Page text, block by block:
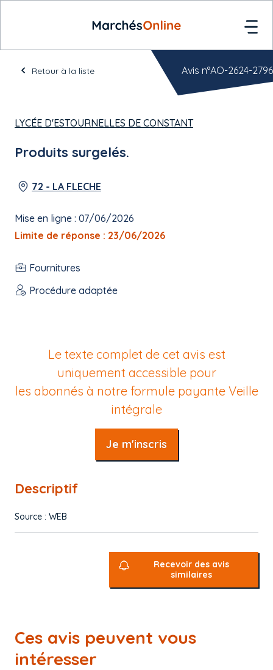
Retour à la liste
LYCÉE D'ESTOURNELLES DE CONSTANT
Produits surgelés.
72 - LA FLECHE
Mise en ligne : 07/06/2026
Limite de réponse : 23/06/2026
Fournitures
Procédure adaptée
Avis n°AO-2624-2796
Le texte complet de cet avis est
uniquement accessible pour
les abonnés à notre formule payante Veille
intégrale
Je m'inscris
Descriptif
Source : WEB
Recevoir des avis
similaires
Ces avis peuvent vous
intéresser